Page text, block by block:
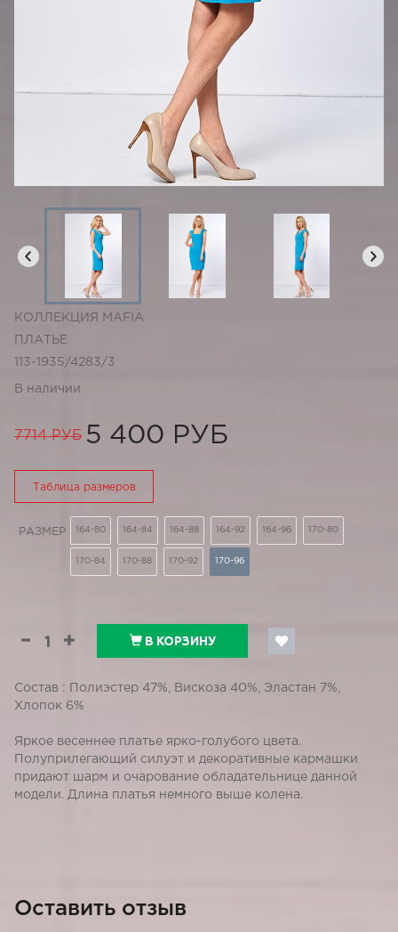
КОЛЛЕКЦИЯ MAFIA
ПЛАТЬЕ
113-1935/4283/3
В наличии
7714 РУБ 5 400 РУБ
Таблица размеров
РАЗМЕР 164-80 164-84 164-88 164-92 164-96 170-80
170-84 170-88 170-92 170-96
В КОРЗИНУ
Состав : Полиэстер 47%, Вискоза 40%, Эластан 7%,
Хлопок 6%
Яркое весеннее платье ярко-голубого цвета.
Полуприлегающий силуэт и декоративные кармашки
придают шарм и очарование обладательнице данной
модели. Длина платья немного выше колена.
Оставить отзыв